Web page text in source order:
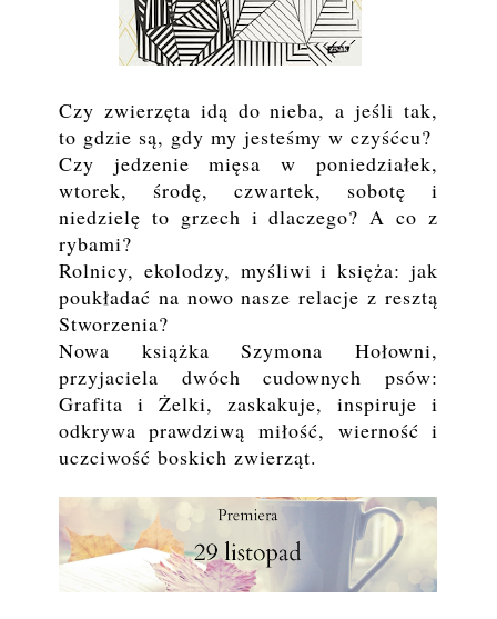
Czy zwierzęta idą do nieba, a jeśli tak,
to gdzie są, gdy my jesteśmy w czyśćcu?
Czy jedzenie mięsa w poniedziałek,
wtorek, środę, czwartek, sobotę i
niedzielę to grzech i dlaczego? A co z
rybami?
Rolnicy, ekolodzy, myśliwi i księża: jak
poukładać na nowo nasze relacje z resztą
Stworzenia?
Nowa książka Szymona Hołowni,
przyjaciela dwóch cudownych psów:
Grafita i Żelki, zaskakuje, inspiruje i
odkrywa prawdziwą miłość, wierność i
uczciwość boskich zwierząt.